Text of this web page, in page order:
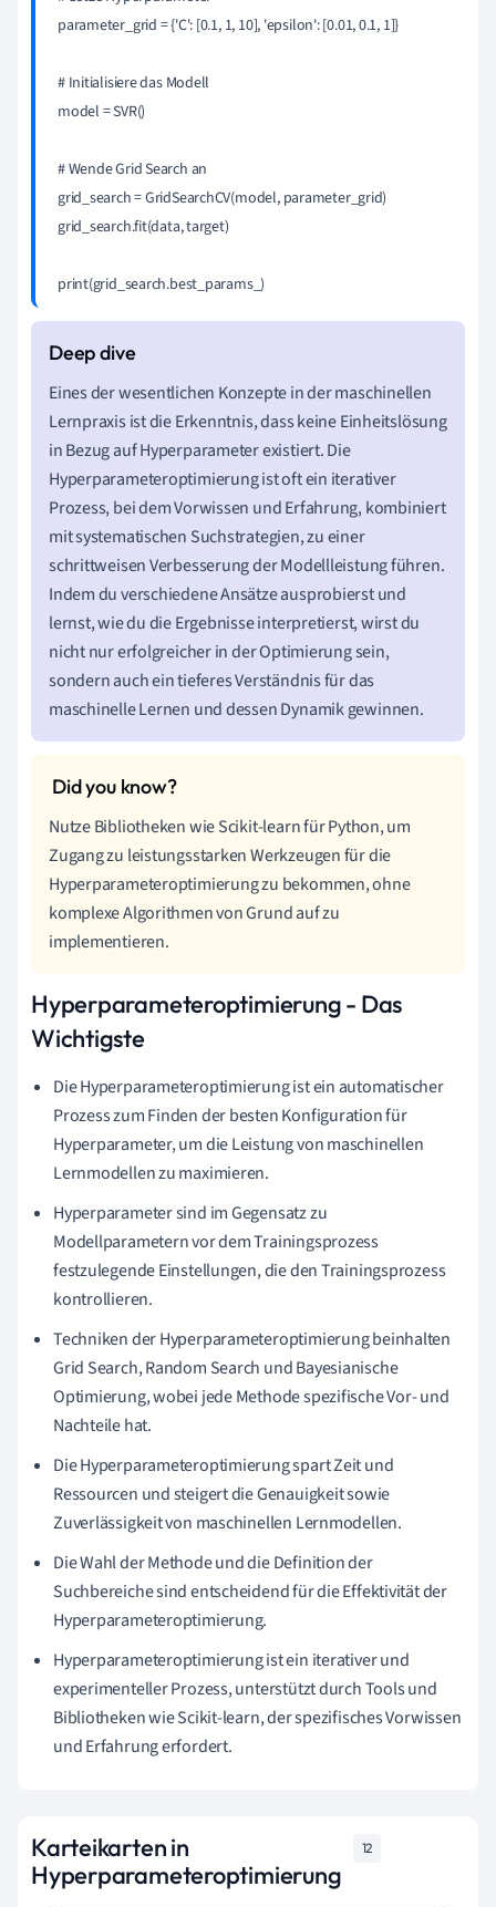
parameter_grid = {'C': [0.1, 1, 10], 'epsilon': [0.01, 0.1, 1]}
# Initialisiere das Modell
model = SVR()
# Wende Grid Search an
grid_search = GridSearchCV(model, parameter_grid)
grid_search.fit(data, target)
Eines der wesentlichen Konzepte in der maschinellen
Lernpraxis ist die Erkenntnis, dass keine Einheitslösung
in Bezug auf Hyperparameter existiert. Die
Hyperparameteroptimierung ist oft ein iterativer
Prozess, bei dem Vorwissen und Erfahrung, kombiniert
mit systematischen Suchstrategien, zu einer
schrittweisen Verbesserung der Modellleistung führen.
Indem du verschiedene Ansätze ausprobierst und
lernst, wie du die Ergebnisse interpretierst, wirst du
nicht nur erfolgreicher in der Optimierung sein,
sondern auch ein tieferes Verständnis für das
maschinelle Lernen und dessen Dynamik gewinnen.
Nutze Bibliotheken wie Scikit-learn für Python, um
Zugang zu leistungsstarken Werkzeugen für die
Hyperparameteroptimierung zu bekommen, ohne
komplexe Algorithmen von Grund auf zu
implementieren.
Hyperparameteroptimierung - Das
Wichtigste
Die Hyperparameteroptimierung ist ein automatischer
Prozess zum Finden der besten Konfiguration für
Hyperparameter, um die Leistung von maschinellen
Lernmodellen zu maximieren.
Hyperparameter sind im Gegensatz zu
Modellparametern vor dem Trainingsprozess
festzulegende Einstellungen, die den Trainingsprozess
kontrollieren.
Techniken der Hyperparameteroptimierung beinhalten
Grid Search, Random Search und Bayesianische
Optimierung, wobei jede Methode spezifische Vor- und
Nachteile hat.
Die Hyperparameteroptimierung spart Zeit und
Ressourcen und steigert die Genauigkeit sowie
Zuverlässigkeit von maschinellen Lernmodellen.
Die Wahl der Methode und die Definition der
Suchbereiche sind entscheidend für die Effektivität der
Hyperparameteroptimierung.
Hyperparameteroptimierung ist ein iterativer und
experimenteller Prozess, unterstützt durch Tools und
Bibliotheken wie Scikit-learn, der spezifisches Vorwissen
und Erfahrung erfordert.
Karteikarten in
Hyperparameteroptimierung
12